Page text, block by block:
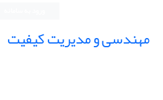
مهندسی و مدیریت کیفیت